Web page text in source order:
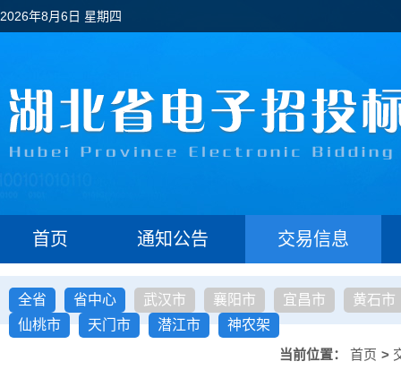
2026年8月6日 星期四
首页 通知公告 交易信息
全省 省中心 武汉市 襄阳市 宜昌市
黄石市
仙桃市
天门市 潜江市
神农架
当前位置： 首页 >